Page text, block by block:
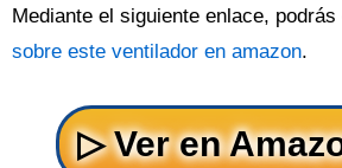
Mediante el siguiente enlace,
sobre este ventilador en amazon.